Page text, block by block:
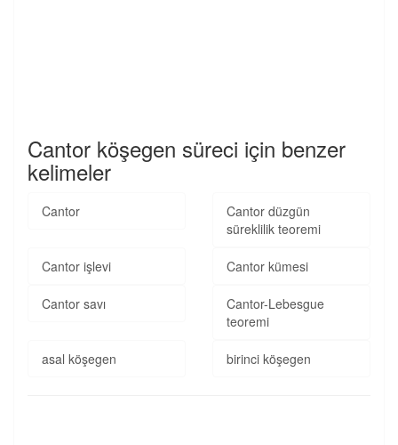
Cantor köşegen süreci için benzer
kelimeler
Cantor
Cantor düzgün
süreklilik teoremi
Cantor işlevi Cantor kümesi
Cantor savı
Cantor-Lebesgue
teoremi
asal köşegen birinci köşegen